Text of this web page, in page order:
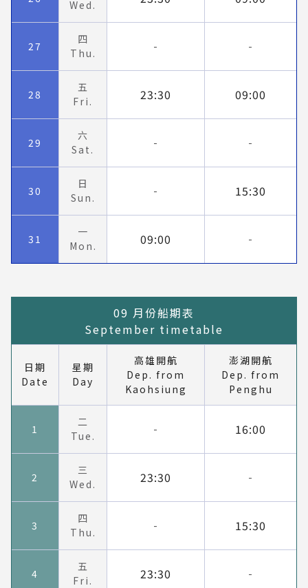
Wed.
27
四
Thu.
- -
28
五
Fri.
23:30 09:00
29
六
Sat.
- -
30
日
Sun.
- 15:30
31
一
Mon.
09:00 -
09 月份船期表
September timetable
日期
Date
星期
Day
高雄開航
Dep. from
Kaohsiung
澎湖開航
Dep. from
Penghu
1
二
Tue.
- 16:00
2
三
Wed.
23:30 -
3
四
Thu.
- 15:30
4
五
Fri.
23:30 -